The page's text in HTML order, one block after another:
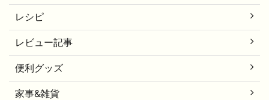
レシピ
レビュー記事
便利グッズ
家事&雑貨